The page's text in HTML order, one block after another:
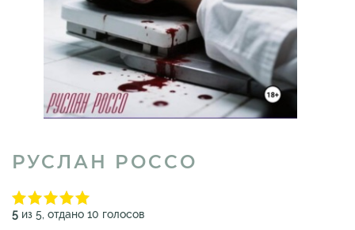
РУСЛАН РОССО
5 из 5, отдано 10 голосов